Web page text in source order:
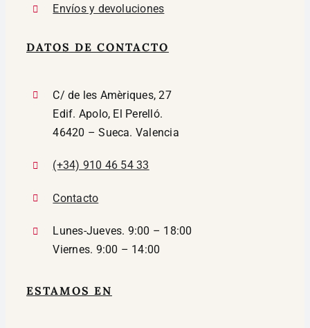
Envíos y devoluciones
DATOS DE CONTACTO
C/ de les Amèriques, 27
Edif. Apolo, El Perelló.
46420 – Sueca. Valencia
(+34) 910 46 54 33
Contacto
Lunes-Jueves. 9:00 – 18:00
Viernes. 9:00 – 14:00
ESTAMOS EN